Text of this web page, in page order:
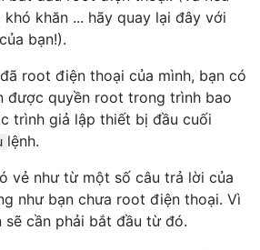
khó khăn ... hãy quay lại đây với
bạn!).
root điện thoại của mình, bạn có
được quyền root trong trình bao
trình giả lập thiết bị đầu cuối
lệnh.
vẻ như từ một số câu trả lời của
như bạn chưa root điện thoại. Vì
sẽ cần phải bắt đầu từ đó.